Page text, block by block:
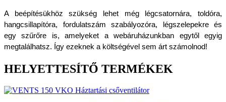
A beépítésükhöz szükség lehet még légcsatornára, toldóra,
hangcsillapítóra, fordulatszám szabályozóra, légszelepekre és
egy szűrőre is, amelyeket a webáruházunkban egytől egyig
megtalálhatsz. Így ezeknek a költségével sem árt számolnod!
HELYETTESÍTŐ TERMÉKEK